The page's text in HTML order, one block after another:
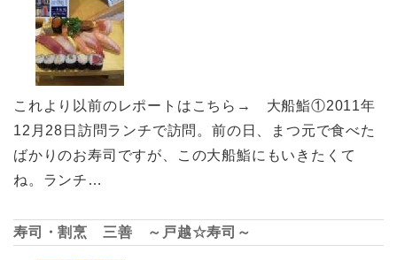
これより以前のレポートはこちら→ 大船鮨①2011年
12月28日訪問ランチで訪問。前の日、まつ元で食べた
ばかりのお寿司ですが、この大船鮨にもいきたくて
ね。ランチ…
寿司・割烹 三善 ～戸越☆寿司～